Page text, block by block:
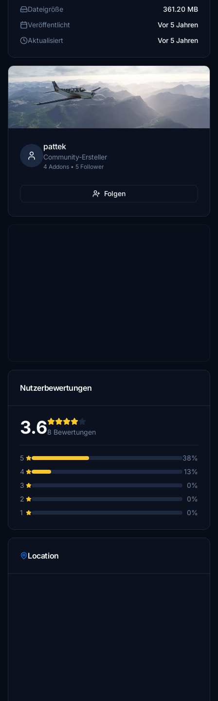
Dateigröße
361.20 MB
Veröffentlicht
Vor 5 Jahren
Aktualisiert
Vor 5 Jahren
pattek
Community-Ersteller
4 Addons • 5 Follower
Folgen
Nutzerbewertungen
3.68 Bewertungen
5
38%
4
13%
3
0%
2
0%
1
0%
Location